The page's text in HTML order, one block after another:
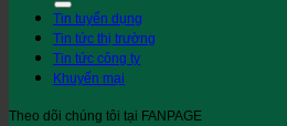
Tin tuyển dụng
Tin tức thị trường
Tin tức công ty
Khuyến mại
Theo dõi chúng tôi tại FANPAGE